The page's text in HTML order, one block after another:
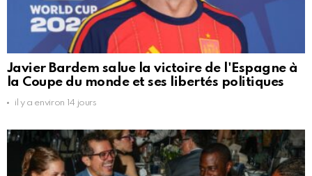
Javier Bardem salue la victoire de l'Espagne à
la Coupe du monde et ses libertés politiques
il y a environ 14 jours